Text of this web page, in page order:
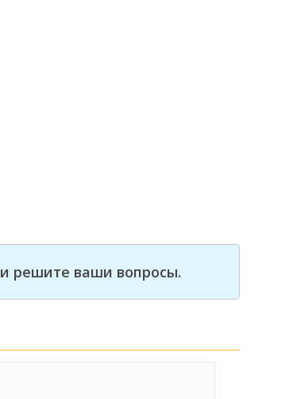
и решите ваши вопросы.